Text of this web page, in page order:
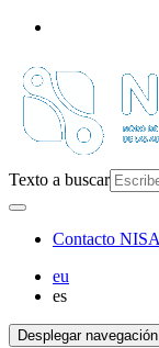
Texto a buscar
Contacto
eu
es
Desplegar navegación